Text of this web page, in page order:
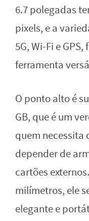
6.7 polegadas
pixels, e a
5G, Wi-Fi e
ferramenta
O ponto alto é
GB, que é um
quem necessita
depender de
cartões
milímetros, ele
elegante e